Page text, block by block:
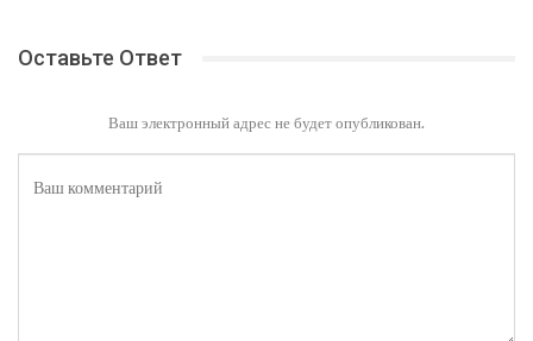
Оставьте Ответ
Ваш электронный адрес не будет опубликован.